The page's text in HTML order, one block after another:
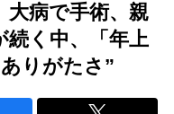
病で手術、親
く中、「年上
りがたさ”